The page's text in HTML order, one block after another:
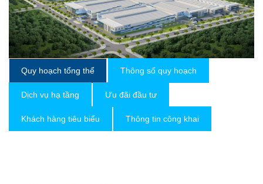
Quy hoạch tổng thể Thông số quy hoạch
Dịch vụ hạ tầng Ưu đãi đầu tư
Khách hàng tiêu biểu Thông tin công khai